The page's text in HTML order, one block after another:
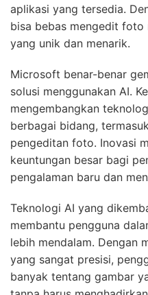
aplikasi yang tersedia.
bisa bebas mengedit foto
yang unik dan menarik.
Microsoft benar-benar
solusi menggunakan AI.
mengembangkan
berbagai bidang,
pengeditan foto. Inovasi
keuntungan besar bagi
pengalaman baru dan
Teknologi AI yang
membantu pengguna
lebih mendalam. Dengan
yang sangat presisi,
banyak tentang gambar